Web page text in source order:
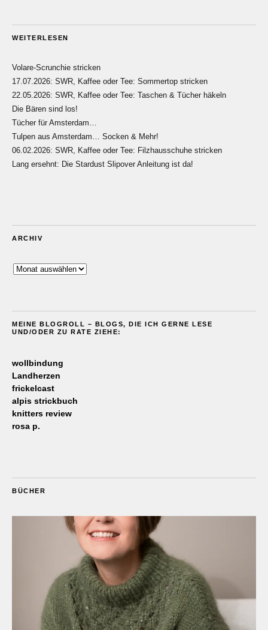
WEITERLESEN
Volare-Scrunchie stricken
17.07.2026: SWR, Kaffee oder Tee: Sommertop stricken
22.05.2026: SWR, Kaffee oder Tee: Taschen & Tücher häkeln
Die Bären sind los!
Tücher für Amsterdam…
Tulpen aus Amsterdam… Socken & Mehr!
06.02.2026: SWR, Kaffee oder Tee: Filzhausschuhe stricken
Lang ersehnt: Die Stardust Slipover Anleitung ist da!
ARCHIV
Archiv
MEINE BLOGROLL – BLOGS, DIE ICH GERNE LESE
UND/ODER ZU RATE ZIEHE:
wollbindung
Landherzen
frickelcast
alpis strickbuch
knitters review
rosa p.
BÜCHER